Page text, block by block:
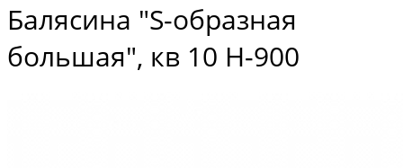
Балясина "S-образная
большая", кв 10 Н-900